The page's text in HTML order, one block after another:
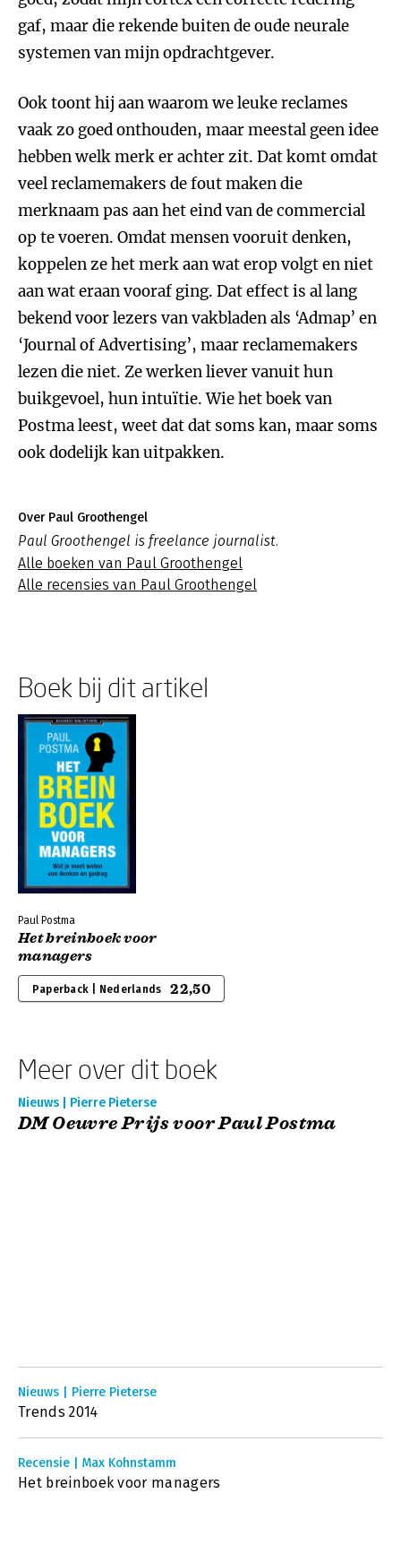
gaf, maar die rekende buiten de oude neurale
systemen van mijn opdrachtgever.
Ook toont hij aan waarom we leuke reclames
vaak zo goed onthouden, maar meestal geen idee
hebben welk merk er achter zit. Dat komt omdat
veel reclamemakers de fout maken die
merknaam pas aan het eind van de commercial
op te voeren. Omdat mensen vooruit denken,
koppelen ze het merk aan wat erop volgt en niet
aan wat eraan vooraf ging. Dat effect is al lang
bekend voor lezers van vakbladen als ‘Admap’ en
‘Journal of Advertising’, maar reclamemakers
lezen die niet. Ze werken liever vanuit hun
buikgevoel, hun intuïtie. Wie het boek van
Postma leest, weet dat dat soms kan, maar soms
ook dodelijk kan uitpakken.
Over Paul Groothengel
Paul Groothengel is freelance journalist.
Alle boeken van Paul Groothengel
Alle recensies van Paul Groothengel
Boek bij dit artikel
Paul Postma
Het breinboek voor
managers
Paperback | Nederlands 22,50
Meer over dit boek
Nieuws | Pierre Pieterse
DM Oeuvre Prijs voor Paul Postma
Nieuws | Pierre Pieterse
Trends 2014
Recensie | Max Kohnstamm
Het breinboek voor managers